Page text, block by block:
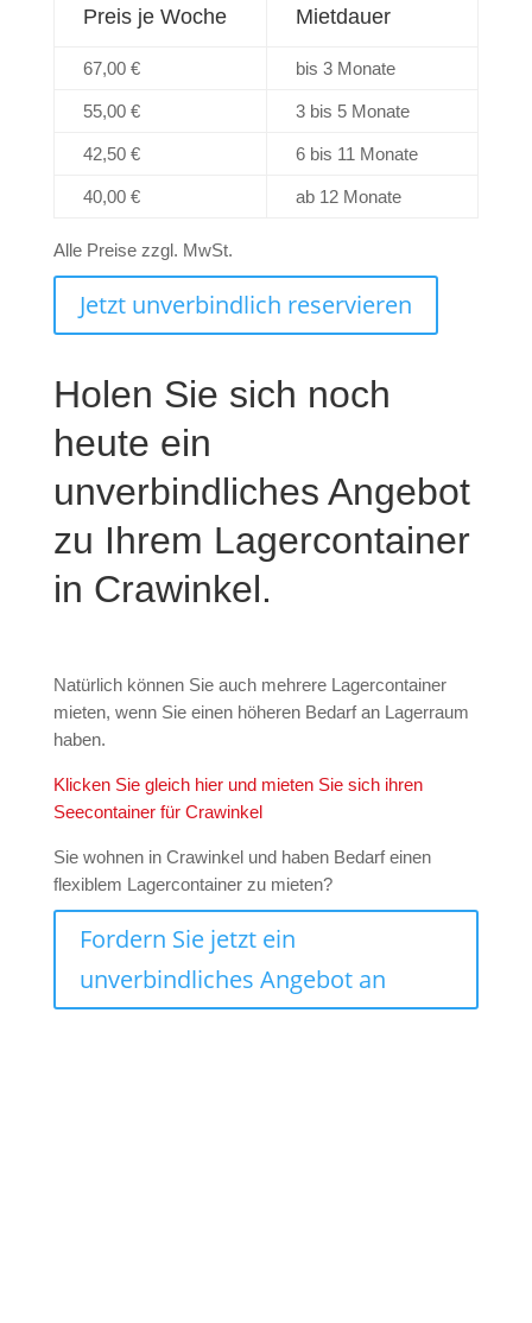
Preis je Woche Mietdauer
67,00 € bis 3 Monate
55,00 € 3 bis 5 Monate
42,50 € 6 bis 11 Monate
40,00 € ab 12 Monate
Alle Preise zzgl. MwSt.
Jetzt unverbindlich reservieren
Holen Sie sich noch
heute ein
unverbindliches Angebot
zu Ihrem Lagercontainer
in Crawinkel.
Natürlich können Sie auch mehrere Lagercontainer
mieten, wenn Sie einen höheren Bedarf an Lagerraum
haben.
Klicken Sie gleich hier und mieten Sie sich ihren
Seecontainer für Crawinkel
Sie wohnen in Crawinkel und haben Bedarf einen
flexiblem Lagercontainer zu mieten?
Fordern Sie jetzt ein
unverbindliches Angebot an